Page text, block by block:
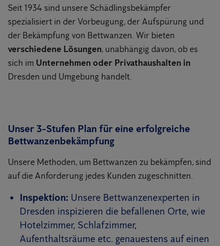
Seit 1934 sind unsere Schädlingsbekämpfer
spezialisiert in der Vorbeugung, der Aufspürung und
der Bekämpfung von Bettwanzen. Wir bieten
verschiedene Lösungen, unabhängig davon, ob es
sich im Unternehmen oder Privathaushalten in
Dresden und Umgebung handelt.
Unser 3-Stufen Plan für eine erfolgreiche
Bettwanzenbekämpfung
Unsere Methoden, um Bettwanzen zu bekämpfen, sind
auf die Anforderung jedes Kunden zugeschnitten.
Inspektion: Unsere Bettwanzenexperten in
Dresden inspizieren die befallenen Orte, wie
Hotelzimmer, Schlafzimmer,
Aufenthaltsräume etc. genauestens auf einen